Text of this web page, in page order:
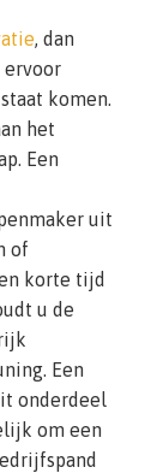
, dan
ervoor
komen.
het
Een
uit
of
korte tijd
u de
Een
onderdeel
om een